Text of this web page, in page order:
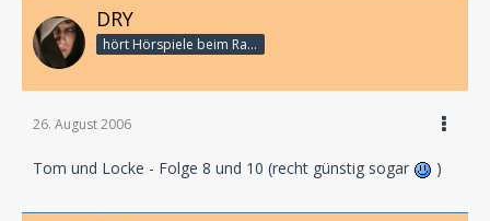
DRY
hört Hörspiele beim Rasenmähen
26. August 2006
Tom und Locke - Folge 8 und 10 (recht günstig sogar )